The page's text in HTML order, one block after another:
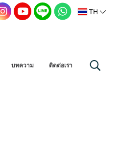
TH
บทความ ติดต่อเรา